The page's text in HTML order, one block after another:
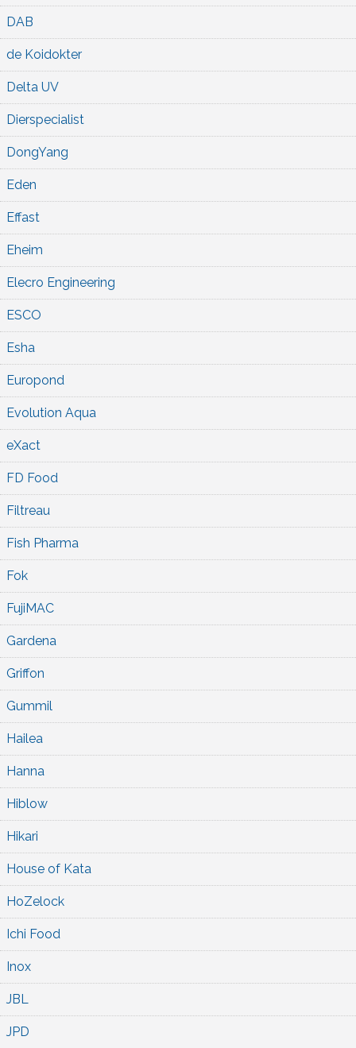
DAB
de Koidokter
Delta UV
Dierspecialist
DongYang
Eden
Effast
Eheim
Elecro Engineering
ESCO
Esha
Europond
Evolution Aqua
eXact
FD Food
Filtreau
Fish Pharma
Fok
FujiMAC
Gardena
Griffon
Gummil
Hailea
Hanna
Hiblow
Hikari
House of Kata
HoZelock
Ichi Food
Inox
JBL
JPD